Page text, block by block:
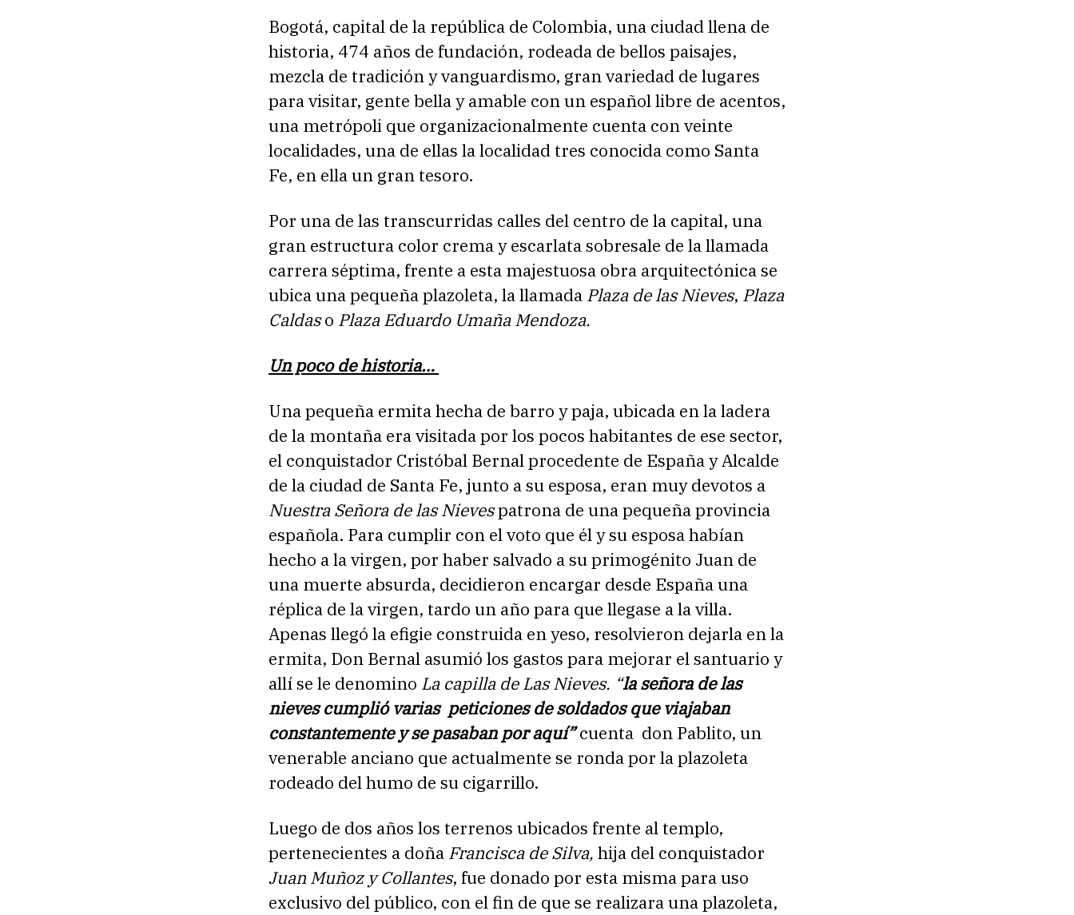
Bogotá, capital de la república de Colombia, una ciudad llena de
historia, 474 años de fundación, rodeada de bellos paisajes,
mezcla de tradición y vanguardismo, gran variedad de lugares
para visitar, gente bella y amable con un español libre de acentos,
una metrópoli que organizacionalmente cuenta con veinte
localidades, una de ellas la localidad tres conocida como Santa
Fe, en ella un gran tesoro.
Por una de las transcurridas calles del centro de la capital, una
gran estructura color crema y escarlata sobresale de la llamada
carrera séptima, frente a esta majestuosa obra arquitectónica se
ubica una pequeña plazoleta, la llamada Plaza de las Nieves, Plaza
Caldaso Plaza Eduardo Umaña Mendoza.
Un poco de historia…
Una pequeña ermita hecha de barro y paja, ubicada en la ladera
de la montaña era visitada por los pocos habitantes de ese sector,
el conquistador Cristóbal Bernal procedente de España y Alcalde
de la ciudad de Santa Fe, junto a su esposa, eran muy devotos a
Nuestra Señora de las Nievespatrona de una pequeña provincia
española. Para cumplir con el voto que él y su esposa habían
hecho a la virgen, por haber salvado a su primogénito Juan de
una muerte absurda, decidieron encargar desde España una
réplica de la virgen, tardo un año para que llegase a la villa.
Apenas llegó la efigie construida en yeso, resolvieron dejarla en la
ermita, Don Bernal asumió los gastos para mejorar el santuario y
allí se le denomino La capilla de Las Nieves. “la señora de las
nieves cumplió varias peticiones de soldados que viajaban
constantemente y se pasaban por aquí” cuenta don Pablito, un
venerable anciano que actualmente se ronda por la plazoleta
rodeado del humo de su cigarrillo.
Luego de dos años los terrenos ubicados frente al templo,
pertenecientes a doña Francisca de Silva, hija del conquistador
Juan Muñoz y Collantes, fue donado por esta misma para uso
exclusivo del público, con el fin de que se realizara una plazoleta,